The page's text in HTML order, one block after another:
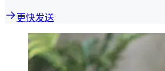
更快发送